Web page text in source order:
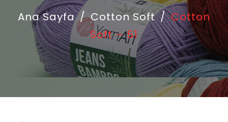
Ana Sayfa / Cotton Soft / Cotton
Soft – 51